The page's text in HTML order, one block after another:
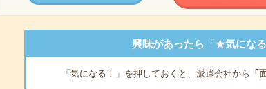
興味があったら「★気にな
「気になる！」を押しておくと、派遣会社から 「